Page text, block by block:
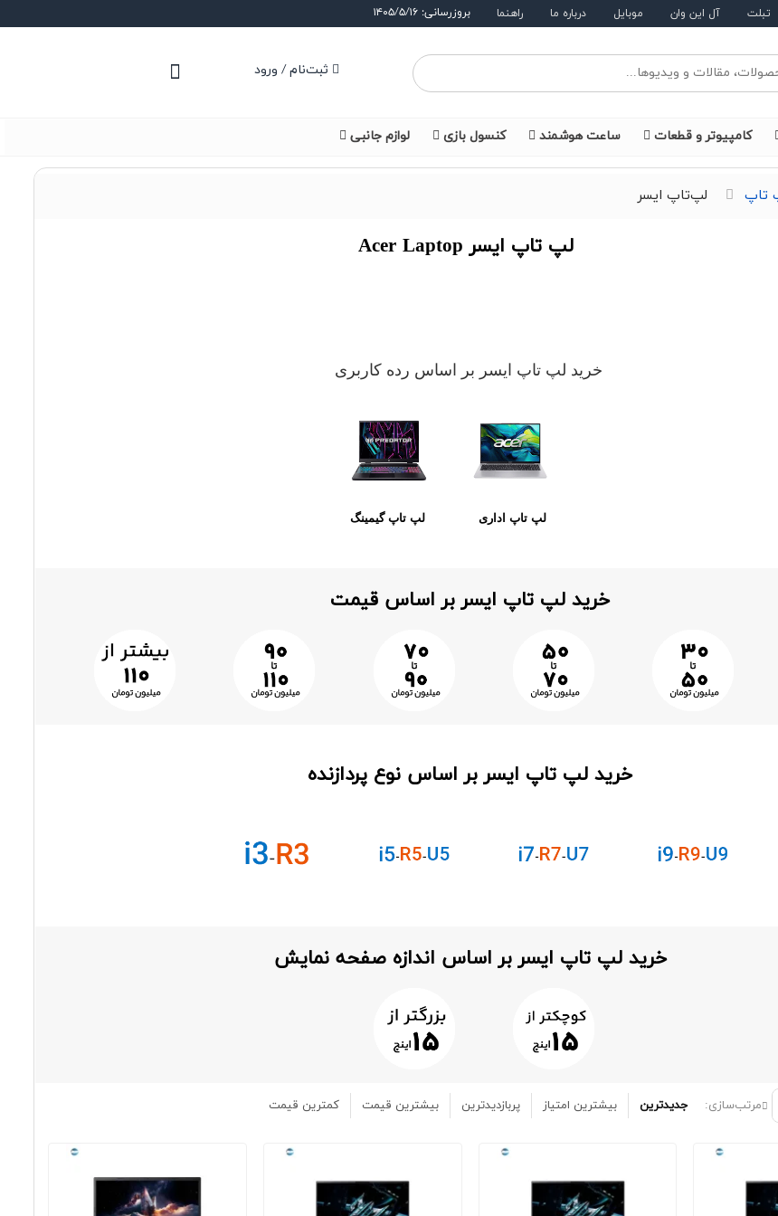
تبلت آل این وان موبایل درباره ما راهنما بروزرسانی: ۱۴۰۵/۵/۱۶
ثبت‌نام / ورود
کامپیوتر و قطعات ساعت هوشمند کنسول بازی لوازم جانبی
تاپ لپ‌تاپ ایسر
لپ تاپ ایسر Acer Laptop
خرید لپ تاپ ایسر بر اساس رده کاربری
لپ تاپ اداری لپ تاپ گیمینگ
خرید لپ تاپ ایسر بر اساس قیمت
خرید لپ تاپ ایسر بر اساس نوع پردازنده
خرید لپ تاپ ایسر بر اساس اندازه صفحه نمایش
مرتب‌سازی: جدیدترین بیشترین امتیاز پربازدیدترین بیشترین قیمت کمترین قیمت